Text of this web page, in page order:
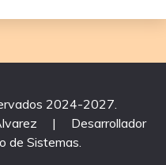
2024-2027.
|
Desarrollador
de Sistemas.